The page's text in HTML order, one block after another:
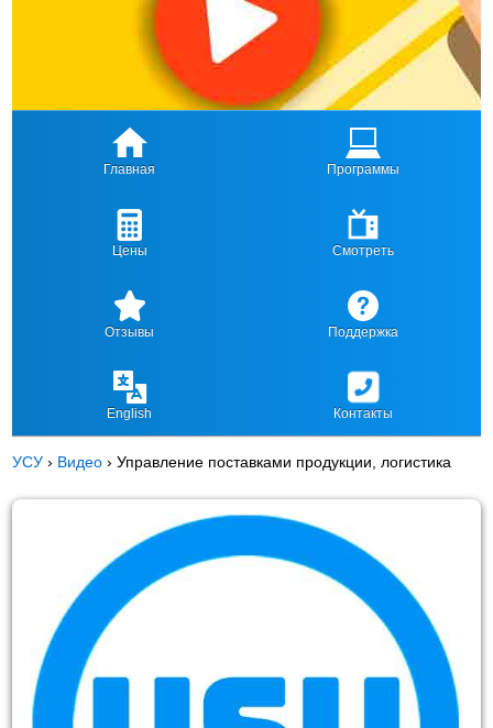
Главная Программы
Цены Смотреть
Отзывы Поддержка
English Контакты
УСУ › Видео ›Управление поставками продукции, логистика